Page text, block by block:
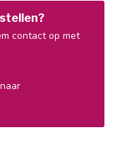
contact op met